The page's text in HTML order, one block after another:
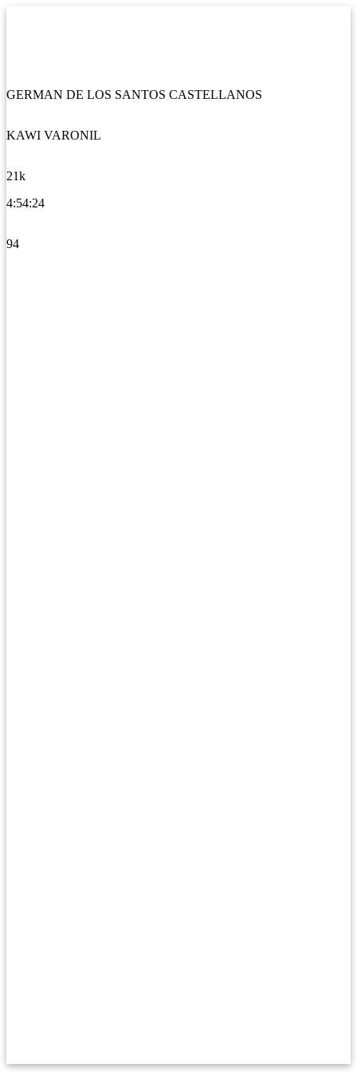
GERMAN DE LOS SANTOS CASTELLANOS
KAWI VARONIL
21k
4:54:24
94